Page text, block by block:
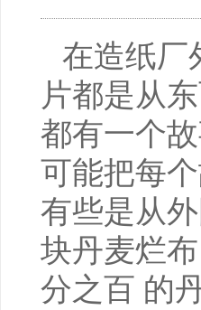
在造纸厂
片都是从
都有一个
可能把每
有些是从
块丹麦烂
分之百 的